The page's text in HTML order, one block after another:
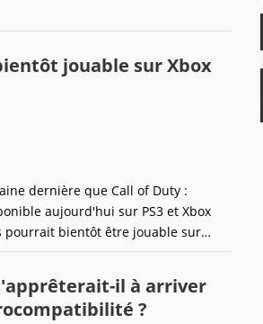
jouable sur Xbox
dernière que Call of Duty :
aujourd'hui sur PS3 et Xbox
pourrait bientôt être jouable sur
il à arriver
?